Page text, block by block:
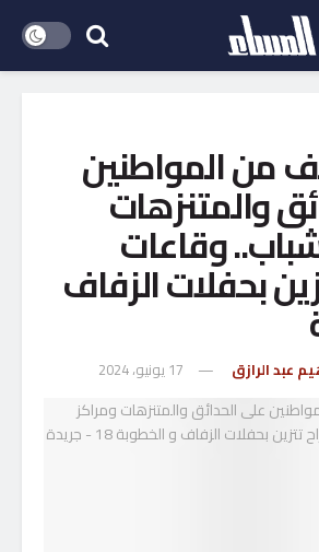
من المواطنين
والمتنزهات
وقاعات
بحفلات الزفاف
عبد الرازق 17 يونيو، 2024